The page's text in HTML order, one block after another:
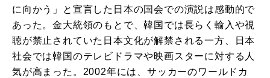
に向かう」と宣言した日本の国会での演説は感動的で
あった。金大統領のもとで、韓国では長らく輸入や視
聴が禁止されていた日本文化が解禁される一方、日本
社会では韓国のテレビドラマや映画スターに対する人
気が高まった。2002年には、サッカーのワールドカ